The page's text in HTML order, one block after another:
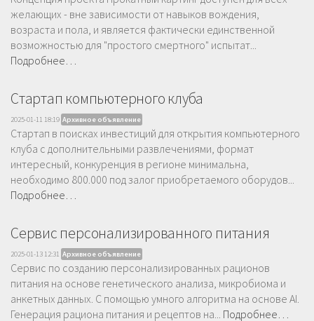
желающих - вне зависимости от навыков вождения,
возраста и пола, и является фактически единственной
возможностью для "простого смертного" испытат...
Подробнее…
Стартап компьютерного клуба
2025-01-11 18:19 Архивное объявление
Стартап в поисках инвестиций для открытия компьютерного
клуба с дополнительными развлечениями, формат
интересный, конкуренция в регионе минимальна,
необходимо 800.000 под залог приобретаемого оборудов...
Подробнее…
Сервис персонализированного питания
2025-01-13 12:31 Архивное объявление
Сервис по созданию персонализированных рационов
питания на основе генетического анализа, микробиома и
анкетных данных. С помощью умного алгоритма на основе AI.
Генерация рациона питания и рецептов на... Подробнее…